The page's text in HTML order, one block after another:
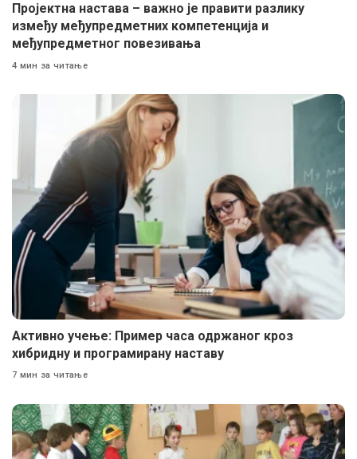
Пројектна настава – важно је правити разлику
између међупредметних компетенција и
међупредметног повезивања
4 мин за читање
Активно учење: Пример часа одржаног кроз
хибридну и програмирану наставу
7 мин за читање